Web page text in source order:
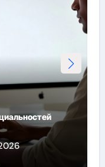
работы,